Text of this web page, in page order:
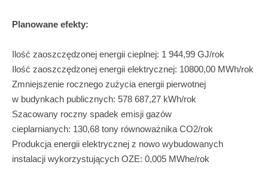
Planowane efekty:
Ilość zaoszczędzonej energii cieplnej: 1 944,99 GJ/rok
Ilość zaoszczędzonej energii elektrycznej: 10800,00 MWh/rok
Zmniejszenie rocznego zużycia energii pierwotnej
w budynkach publicznych: 578 687,27 kWh/rok
Szacowany roczny spadek emisji gazów
cieplarnianych: 130,68 tony równoważnika CO2/rok
Produkcja energii elektrycznej z nowo wybudowanych
instalacji wykorzystujących OZE: 0,005 MWhe/rok